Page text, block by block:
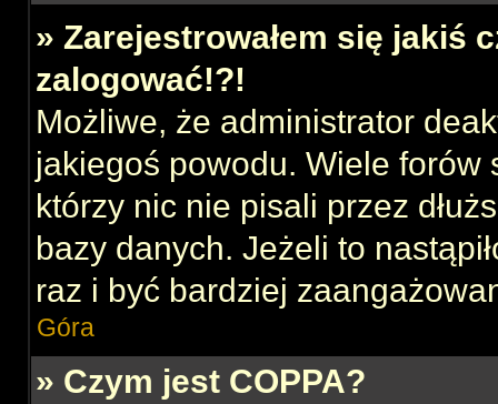
» Zarejestrowałem się jakiś
zalogować!?!
Możliwe, że administrator
jakiegoś powodu. Wiele forów
którzy nic nie pisali przez
bazy danych. Jeżeli to
raz i być bardziej
Góra
» Czym jest COPPA?